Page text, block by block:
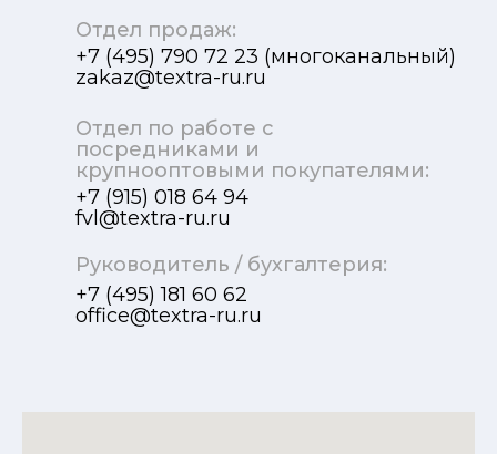
Отдел продаж:
+7 (495) 790 72 23 (многоканальный)
zakaz@textra-ru.ru
Руководитель / бухгалтерия:
+7 (495) 181 60 62
office@textra-ru.ru
Отдел по работе с
посредниками и
крупнооптовыми покупателями:
+7 (915) 018 64 94
fvl@textra-ru.ru